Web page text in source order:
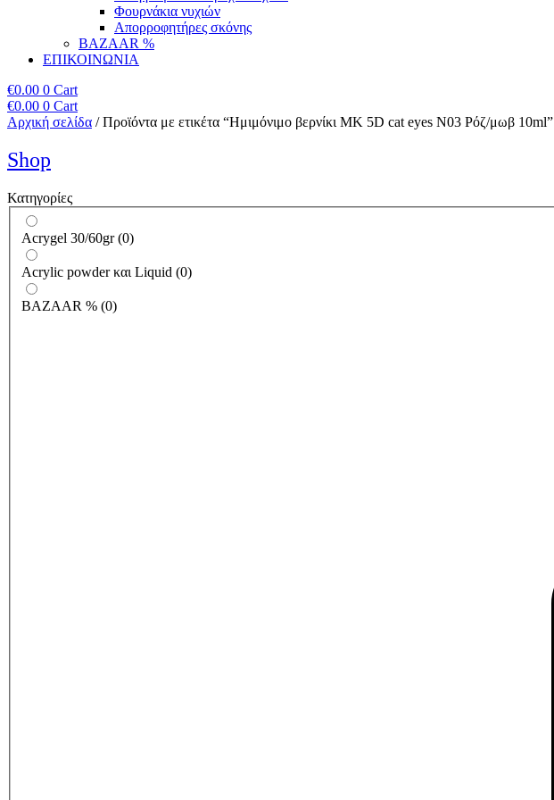
Φουρνάκια νυχιών
Απορροφητήρες σκόνης
BAZAAR %
ΕΠΙΚΟΙΝΩΝΙΑ
€0.00 0 Cart
€0.00 0 Cart
Αρχική σελίδα / Προϊόντα με ετικέτα “Ημιμόνιμο βερνίκι ΜΚ 5D cat eyes N03 Ρόζ/μωβ 10ml”
Shop
Κατηγορίες
Acrygel 30/60gr (0)
Acrylic powder και Liquid (0)
BAZAAR % (0)